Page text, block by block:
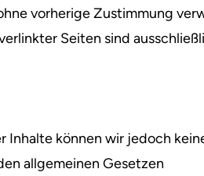
vorherige Zustimmung
Seiten sind
Inhalte können wir jedoch
allgemeinen Gesetzen